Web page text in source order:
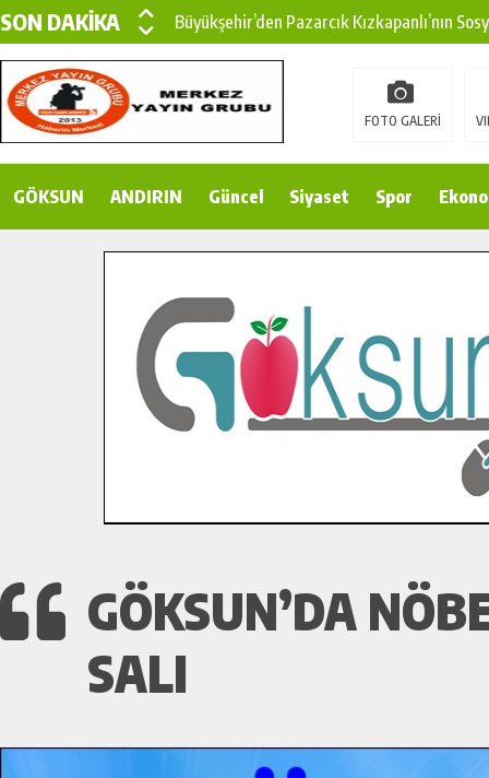
SON DAKİKA
Büyükşehir’den Pazarcık Kızkapanlı’nın
Büyükşehir’den Pazarcık Kırsalına Modern
Çin’den KSÜ’ye Uluslararası Başarı:
Gençler Pusula Maraş Kampında Yeni
İlçe Jandarma Komutanı Karakaya’dan
Bertiz’in Yeni Köprüsünde Sona Doğru.
FOTO GALERİ
GÖKSUN ANDIRIN Güncel Siyaset Spor
GÖKSUN’DA
SALI